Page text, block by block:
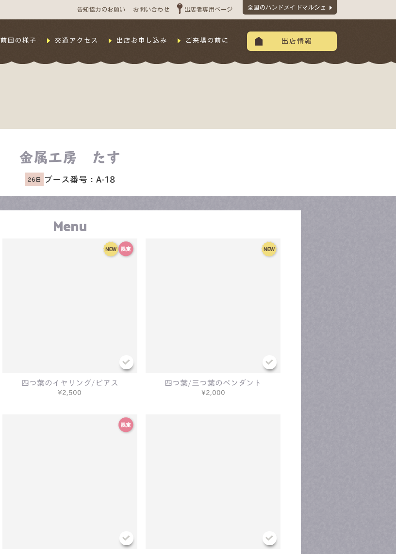
告知協力のお願い お問い合わせ 出店者専用ページ 全国のハンドメイドマルシェ
前回の様子 交通アクセス 出店お申し込み ご来場の前に 出店情報
金属工房 たす
26日 ブース番号： A-18
Menu
四つ葉のイヤリング/ピアス
¥2,500
四つ葉/三つ葉のペンダント
¥2,000